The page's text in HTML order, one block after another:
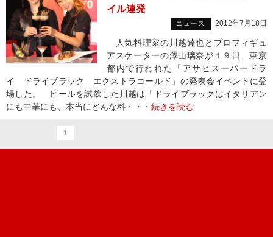
イル連発
ニュース 2012年7月18日
人気料理家の川越達也とプロフィギュ
アスケーターの澤山璃奈が１９日、東京
都内で行われた「アサヒスーパードラ
イ ドライブラック エクストラコールド」の発表会イベントに登
場した。 ビールを試飲した川越は「ドライブラックはイタリアン
にも中華にも、本当にどんな料・・・ 続きを読む
1